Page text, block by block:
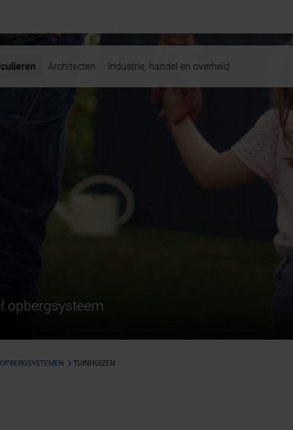
Architecten Industrie, handel en overheid
opbergsysteem
OPBERGSYSTEMEN TUINHUIZEN